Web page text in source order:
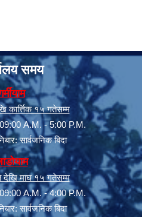
समय
कार्त्तिक १५ गतेसम्म
09:00 A.M. - 5:00 P.M.
सार्वजनिक बिदा
देखि माघ १५ गतेसम्म
09:00 A.M. - 4:00 P.M.
सार्वजनिक बिदा